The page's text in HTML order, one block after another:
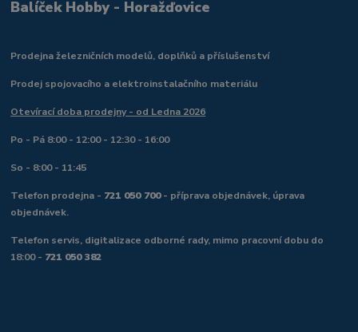
Balíček Hobby - Horažďovice
Prodejna železničních modelů, doplňků a příslušenství
Prodej spojovacího a elektroinstalačního materiálu
Otevírací doba prodejny - od Ledna 2026
Po - Pá 8:00 - 12:00 - 12:30 - 16:00
So - 8:00 - 11:45
Telefon prodejna - 721 050 700- příprava objednávek, úprava
objednávek.
Telefon servis, digitalizace odborné rady, mimo pracovní dobu do
18:00 - 721 050 382